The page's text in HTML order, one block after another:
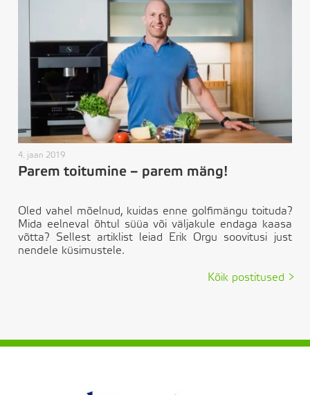
4. jaan 2019
Parem toitumine – parem mäng!
Oled vahel mõelnud, kuidas enne golfimängu toituda?
Mida eelneval õhtul süüa või väljakule endaga kaasa
võtta? Sellest artiklist leiad Erik Orgu soovitusi just
nendele küsimustele.
Kõik postitused >